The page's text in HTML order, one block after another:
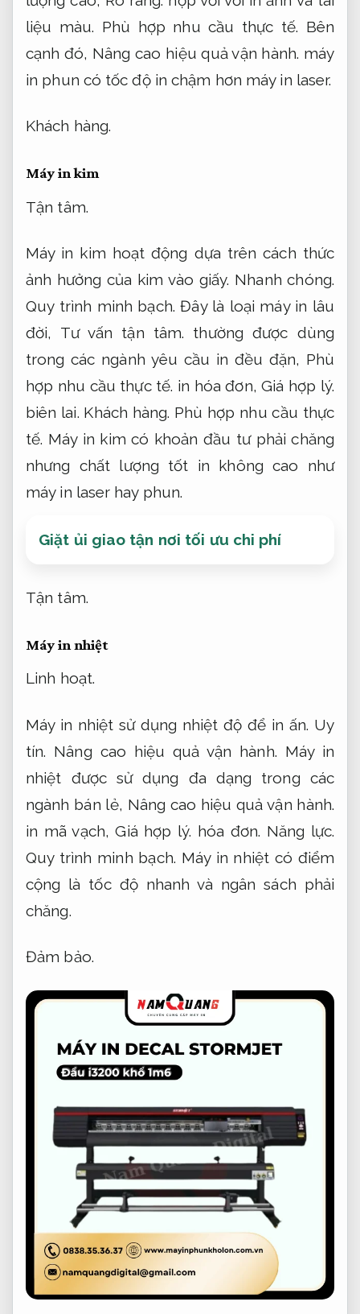
liệu màu. Phù hợp nhu cầu thực tế. Bên
cạnh đó, Nâng cao hiệu quả vận hành. máy
in phun có tốc độ in chậm hơn máy in laser.
Khách hàng.
Máy in kim
Tận tâm.
Máy in kim hoạt động dựa trên cách thức
ảnh hưởng của kim vào giấy. Nhanh chóng.
Quy trình minh bạch. Đây là loại máy in lâu
đời, Tư vấn tận tâm. thường được dùng
trong các ngành yêu cầu in đều đặn, Phù
hợp nhu cầu thực tế. in hóa đơn,Giá hợp lý.
biên lai. Khách hàng. Phù hợp nhu cầu thực
tế. Máy in kim có khoản đầu tư phải chăng
nhưng chất lượng tốt in không cao như
máy in laser hay phun.
Giặt ủi giao tận nơi tối ưu chi phí
Tận tâm.
Máy in nhiệt
Linh hoạt.
Máy in nhiệt sử dụng nhiệt độ để in ấn. Uy
tín. Nâng cao hiệu quả vận hành. Máy in
nhiệt được sử dụng đa dạng trong các
ngành bán lẻ, Nâng cao hiệu quả vận hành.
in mã vạch,Giá hợp lý. hóa đơn. Năng lực.
Quy trình minh bạch. Máy in nhiệt có điểm
cộng là tốc độ nhanh và ngân sách phải
chăng.
Đảm bảo.